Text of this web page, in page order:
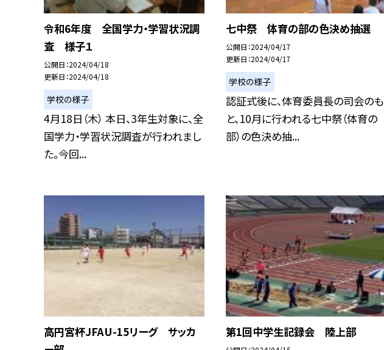
令和6年度 全国学力・学習状況調
査 様子１
公開日 2024/04/18
更新日 2024/04/18
学校の様子
4月18日（木） 本日、3年生対象に、全
国学力・学習状況調査が行われまし
た。今回...
七中祭 体育の部の色決め抽選
公開日 2024/04/17
更新日 2024/04/17
学校の様子
認証式後に、体育委員長の司会のも
と、10月に行われる七中祭（体育の
部）の色決め抽...
高円宮杯JFAU-15リーグ サッカ
第1回中学生記録会 陸上部